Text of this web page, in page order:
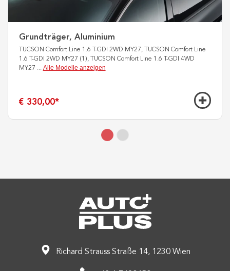
Grundträger, Aluminium
TUCSON Comfort Line 1.6 T-GDI 2WD MY27, TUCSON Comfort Line
1.6 T-GDI 2WD MY27 (1), TUCSON Comfort Line 1.6 T-GDI 4WD
MY27 ... Alle Modelle anzeigen
€ 330,00*
Richard Strauss Straße 14, 1230 Wien